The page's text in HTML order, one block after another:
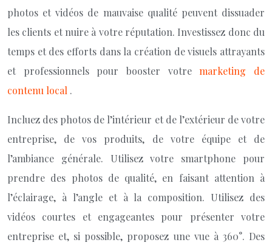
photos et vidéos de mauvaise qualité peuvent dissuader
les clients et nuire à votre réputation. Investissez donc du
temps et des efforts dans la création de visuels attrayants
et professionnels pour booster votremarketing de
contenu local .
Incluez des photos de l’intérieur et de l’extérieur de votre
entreprise, de vos produits, de votre équipe et de
l’ambiance générale. Utilisez votre smartphone pour
prendre des photos de qualité, en faisant attention à
l’éclairage, à l’angle et à la composition. Utilisez des
vidéos courtes et engageantes pour présenter votre
entreprise et, si possible, proposez une vue à 360°. Des